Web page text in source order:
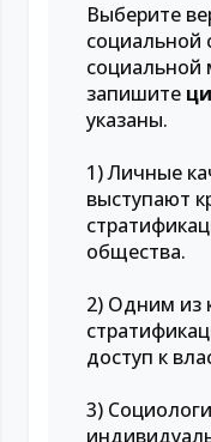
Выберите
социальной
социальной
запишите
указаны.
1) Личные
выступают
общества.
2) Одним из
доступ к
3)